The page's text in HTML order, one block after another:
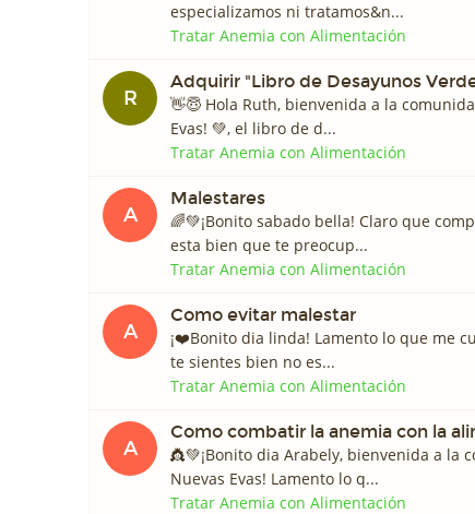
especializamos ni tratamos&n...
Tratar Anemia con Alimentación
R
Adquirir "Libro de Desayunos
👋😇 Hola Ruth, bienvenida a la
Evas! 💚, el libro de d...
Tratar Anemia con Alimentación
A
Malestares
🌈💚¡Bonito sabado bella! Claro que
esta bien que te preocup...
Tratar Anemia con Alimentación
A
Como evitar malestar
¡❤️️Bonito dia linda! Lamento lo que me
te sientes bien no es...
Tratar Anemia con Alimentación
A
Como combatir la anemia con la
👸💚¡Bonito dia Arabely, bienvenida a la
Nuevas Evas! Lamento lo q...
Tratar Anemia con Alimentación